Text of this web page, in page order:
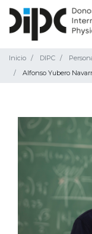
Inicio DIPC
Alfonso Yubero